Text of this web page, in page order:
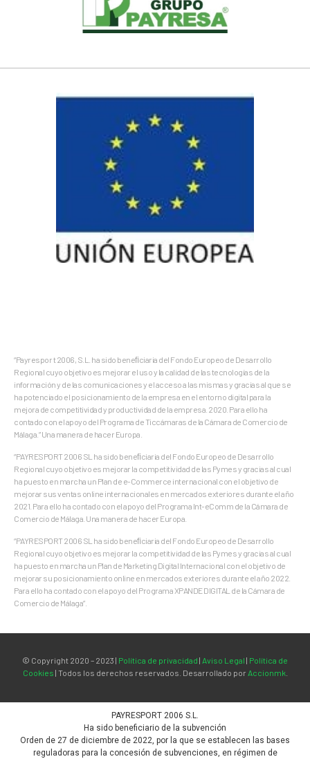
“Payrespor t 2006, S.L. ha sido beneﬁciaria del Fondo Europeo de Desarrollo
Regional cuyo objetivo es mejorar el uso y la calidad de las tecnologías de la
información y de las comunicaciones y el acceso a las mismas y gracias al que se
ha potenciado el posicionamiento de la empresa en el entorno digital para la
mejora de competitividad y productividad de la empresa. 2020. Para ello ha
contado con el apoyo del Programa de Ticcámaras de la Cámara de Comercio de
Málaga.” Una manera de hacer Europa.
“PAYRESPORT 2006 SL ha sido beneﬁciaria del Fondo Europeo de Desarrollo
Regional cuyo objetivo es mejorar la competitividad de las Pymes y gracias al cual
ha puesto en marcha un Plan de e-Commerce internacional con el objetivo de
mejorar sus ventas online internacionales en mercados exteriores durante el año
2021. Para ello ha contado con el apoyo del Programa Int-eComm de la Cámara de
Comercio de Málaga. Una manera de hacer Europa.
“PAYRESPORT 2006 SL ha sido beneﬁciaria del Fondo Europeo de Desarrollo
Regional cuyo objetivo es mejorar la competitividad de las Pymes y gracias al cual
ha puesto en marcha un Plan de Marketing Digital Internacional con el objetivo de
mejorar su posicionamiento online en mercados exteriores durante el año 2022.
Para ello ha contado con el apoyo del Programa XPANDE DIGITAL de la Cámara de
Comercio de Málaga”.
© Copyright 2020 – 2023 | Política de privacidad | Aviso Legal | Política de
Cookies | Todos los derechos reservados. Desarrollado por Accionmk.
PAYRESPORT 2006 S.L.
Ha sido beneficiario de la subvención
Orden de 27 de diciembre de 2022, por la que se establecen las bases
reguladoras para la concesión de subvenciones, en régimen de